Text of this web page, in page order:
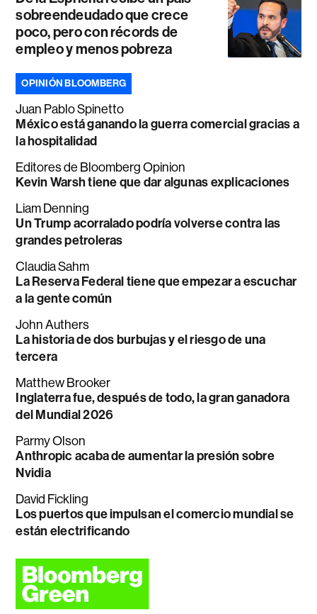
sobreendeudado que crece
poco, pero con récords de
empleo y menos pobreza
OPINIÓN BLOOMBERG
Juan Pablo Spinetto
México está ganando la guerra comercial gracias a
la hospitalidad
Editores de Bloomberg Opinion
Kevin Warsh tiene que dar algunas explicaciones
Liam Denning
Un Trump acorralado podría volverse contra las
grandes petroleras
Claudia Sahm
La Reserva Federal tiene que empezar a escuchar
a la gente común
John Authers
La historia de dos burbujas y el riesgo de una
tercera
Matthew Brooker
Inglaterra fue, después de todo, la gran ganadora
del Mundial 2026
Parmy Olson
Anthropic acaba de aumentar la presión sobre
Nvidia
David Fickling
Los puertos que impulsan el comercio mundial se
están electrificando